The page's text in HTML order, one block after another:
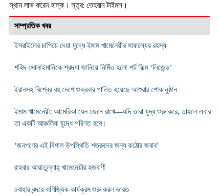
স্থান লাভ করেন হাল্ক। সূত্র: তেহরান টাইমস।
সাম্প্রতিক খবর
ইসরাইলের চাপিয়ে দেয়া যুদ্ধে ইমাম খামেনেয়ীর সাফল্যের রহস্য
শহিদ সোলাইমানিকে শ্রদ্ধা জানিয়ে নির্মিত হলো শর্ট ফিল্ম ‘লিজেন্ড’
ইরানসহ বিশ্বের বহু দেশে শুক্রবার পালিত হয়েছে আশুরার শোকানুষ্ঠান
ইমাম খামেনেয়ী: আমেরিকা যেন জেনে রাখে—যদি তারা যুদ্ধ শুরু করে, তাহলে এবার
তা একটি আঞ্চলিক যুদ্ধে পরিণত হবে।
‘জনগণের এই বিশাল উপস্থিতি শত্রুদের জন্য কঠোর জবাব’
রাহবার আয়াতুল্লাহ্ খামেনেয়ীর হজবাণী
চবাহার বন্দরে বাণিজ্যিক কার্যক্রম শুরু করল ভারত